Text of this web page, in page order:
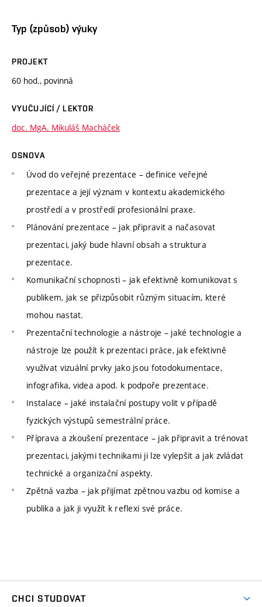
Typ (způsob) výuky
PROJEKT
60 hod., povinná
VYUČUJÍCÍ / LEKTOR
doc. MgA. Mikuláš Macháček
OSNOVA
Úvod do veřejné prezentace – definice veřejné
prezentace a její význam v kontextu akademického
prostředí a v prostředí profesionální praxe.
Plánování prezentace – jak připravit a načasovat
prezentaci, jaký bude hlavní obsah a struktura
prezentace.
Komunikační schopnosti – jak efektivně komunikovat s
publikem, jak se přizpůsobit různým situacím, které
mohou nastat.
Prezentační technologie a nástroje – jaké technologie a
nástroje lze použít k prezentaci práce, jak efektivně
využívat vizuální prvky jako jsou fotodokumentace,
infografika, videa apod. k podpoře prezentace.
Instalace – jaké instalační postupy volit v případě
fyzických výstupů semestrální práce.
Příprava a zkoušení prezentace – jak připravit a trénovat
prezentaci, jakými technikami ji lze vylepšit a jak zvládat
technické a organizační aspekty.
Zpětná vazba – jak přijímat zpětnou vazbu od komise a
publika a jak ji využít k reflexi své práce.
CHCI STUDOVAT